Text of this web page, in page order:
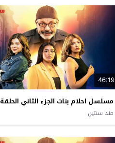
46:19
مسلسل احلام بنات الجزء الثاني الحلقة 9
منذ سنتين